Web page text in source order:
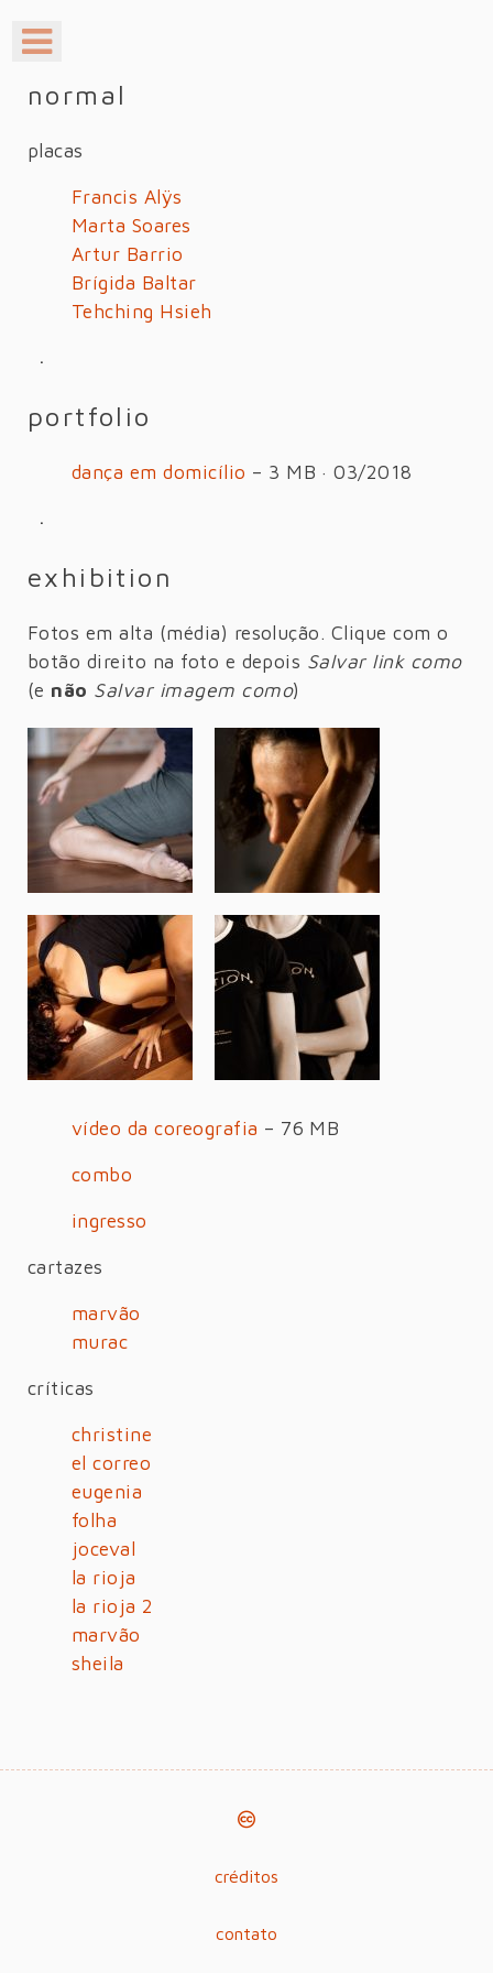
normal
placas
Francis Alÿs
Marta Soares
Artur Barrio
Brígida Baltar
Tehching Hsieh
·
portfolio
dança em domicílio – 3 MB · 03/2018
·
exhibition
Fotos em alta (média) resolução. Clique com o
botão direito na foto e depois Salvar link como
(e não Salvar imagem como)
vídeo da coreografia – 76 MB
combo
ingresso
cartazes
marvão
murac
críticas
christine
el correo
eugenia
folha
joceval
la rioja
la rioja 2
marvão
sheila
créditos
contato